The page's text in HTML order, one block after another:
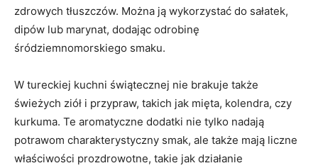
zdrowych tłuszczów. Można ją wykorzystać ‍do​ sałatek,
dipów lub⁢ marynat, dodając odrobinę
śródziemnomorskiego smaku.
W‌ tureckiej ‍kuchni świątecznej nie ⁤brakuje ‌także
świeżych⁣ ziół ​i⁢ przypraw, takich jak mięta, kolendra, ‌czy
kurkuma. Te aromatyczne dodatki nie tylko nadają‍
potrawom charakterystyczny smak, ale ⁣także mają liczne‌
właściwości‍ prozdrowotne, takie jak‍ działanie